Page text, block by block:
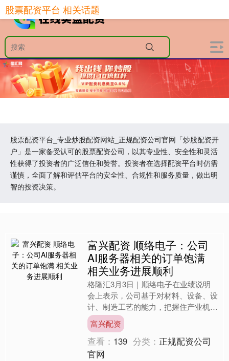
股票配资平台_专业炒股配资网站_正规配资公司官网「炒股配资开
户」是一家备受认可的股票配资公司，以其专业性、安全性和灵活
性获得了投资者的广泛信任和赞誉。投资者在选择配资平台时仍需
谨慎，全面了解和评估平台的安全性、合规性和服务质量，做出明
智的投资决策。
股票配资平台 相关话题
富兴配资 顺络电子：公司
AI服务器相关的订单饱满
相关业务进展顺利
格隆汇3月3日｜顺络电子在业绩说明
会上表示，公司基于对材料、设备、设
计、制造工艺的能力，把握住产业机
会，为各类AI服务器类客户提供一站式
元器件解决方案。客户已覆....
富兴配资
查看： 139 分类： 正规配资公司
官网